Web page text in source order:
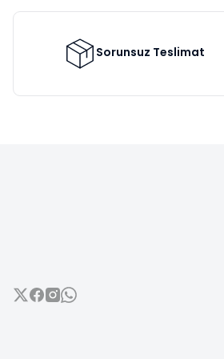
Bu ürüne benzer farklı alternatifler olmalı.
Sorunsuz Teslimat